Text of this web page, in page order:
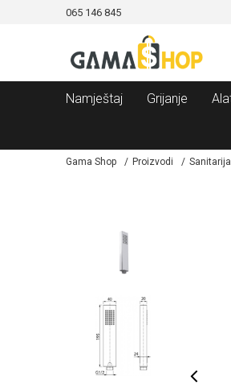
065 146 845
Namještaj Grijanje
Gama Shop Proizvodi Sanitarija